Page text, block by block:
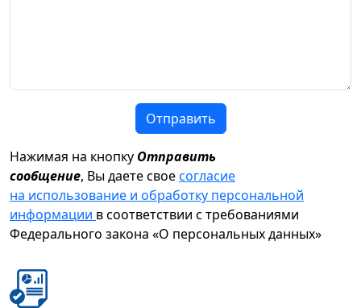
Отправить
Нажимая на кнопку Отправить
сообщение, Вы даете своесогласие
на использование и обработку персональной
информации в соответствии с требованиями
Федерального закона «О персональных данных»